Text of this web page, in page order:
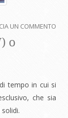
UN COMMENTO
o
tempo in cui si
che sia